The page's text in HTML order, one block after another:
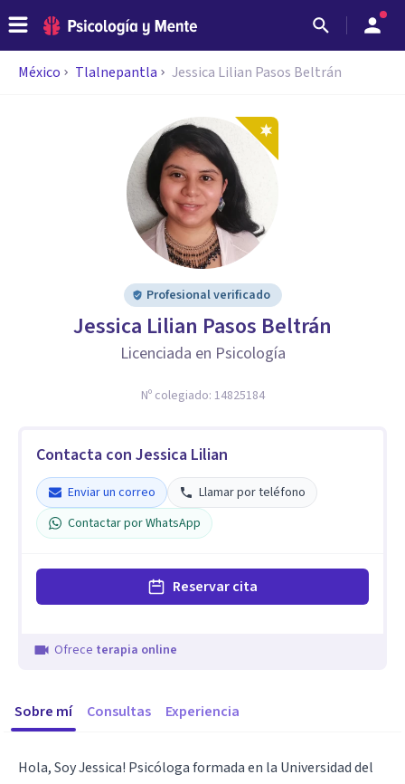
México Tlalnepantla Jessica Lilian Pasos Beltrán
Profesional verificado
Jessica Lilian Pasos Beltrán
Licenciada en Psicología
Nº colegiado: 14825184
Contacta con Jessica Lilian
Enviar un correo
Llamar por teléfono
Contactar por WhatsApp
Reservar cita
Ofrece terapia online
Sobre mí Consultas Experiencia
Hola, Soy Jessica! Psicóloga formada en la Universidad del